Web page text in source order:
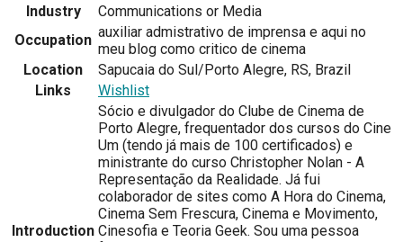
Industry
Communications or Media
Occupation auxiliar admistrativo de imprensa e aqui no
meu blog como critico de cinema
Location
Sapucaia do Sul/Porto Alegre, RS, Brazil
Links
Wishlist
Introduction
Sócio e divulgador do Clube de Cinema de
Porto Alegre, frequentador dos cursos do Cine
Um (tendo já mais de 100 certificados) e
ministrante do curso Christopher Nolan - A
Representação da Realidade. Já fui
colaborador de sites como A Hora do Cinema,
Cinema Sem Frescura, Cinema e Movimento,
Cinesofia e Teoria Geek. Sou uma pessoa